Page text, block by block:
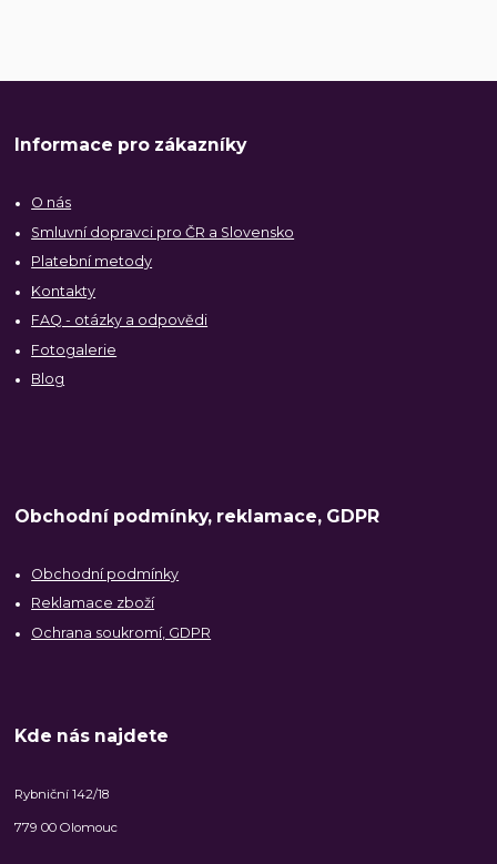
Informace pro zákazníky
O nás
Smluvní dopravci pro ČR a Slovensko
Platební metody
Kontakty
FAQ - otázky a odpovědi
Fotogalerie
Blog
Obchodní podmínky, reklamace, GDPR
Obchodní podmínky
Reklamace zboží
Ochrana soukromí, GDPR
Kde nás najdete
Rybniční 142/18
779 00 Olomouc